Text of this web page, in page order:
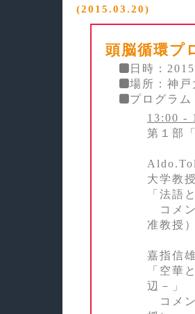
(2015.03.20)
頭脳循環プ
日時：
場所：神
プログラム
13:00 -
第１部
大学教授
「法語
コメン
准教授）
嘉指信
「空華
辺－」
コメン